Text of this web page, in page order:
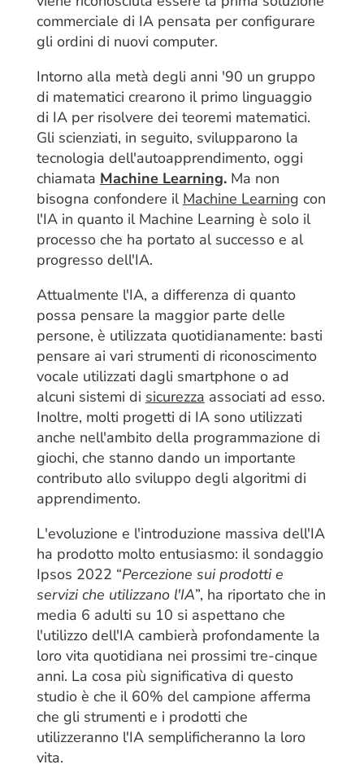
commerciale di IA pensata per configurare
gli ordini di nuovi computer.
Intorno alla metà degli anni '90 un gruppo
di matematici crearono il primo linguaggio
di IA per risolvere dei teoremi matematici.
Gli scienziati, in seguito, svilupparono la
tecnologia dell'autoapprendimento, oggi
chiamata Machine Learning.Ma non
bisogna confondere il Machine Learning con
l'IA in quanto il Machine Learning è solo il
processo che ha portato al successo e al
progresso dell'IA.
Attualmente l'IA, a differenza di quanto
possa pensare la maggior parte delle
persone, è utilizzata quotidianamente: basti
pensare ai vari strumenti di riconoscimento
vocale utilizzati dagli smartphone o ad
alcuni sistemi di sicurezza associati ad esso.
Inoltre, molti progetti di IA sono utilizzati
anche nell'ambito della programmazione di
giochi, che stanno dando un importante
contributo allo sviluppo degli algoritmi di
apprendimento.
L'evoluzione e l'introduzione massiva dell'IA
ha prodotto molto entusiasmo: il sondaggio
Ipsos 2022 “Percezione sui prodotti e
servizi che utilizzano l'IA”, ha riportato che in
media 6 adulti su 10 si aspettano che
l'utilizzo dell'IA cambierà profondamente la
loro vita quotidiana nei prossimi tre-cinque
anni. La cosa più significativa di questo
studio è che il 60% del campione afferma
che gli strumenti e i prodotti che
utilizzeranno l'IA semplificheranno la loro
vita.